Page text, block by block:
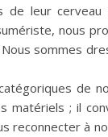
de leur
nous
sommes
de
matériels ; il
reconnecter à